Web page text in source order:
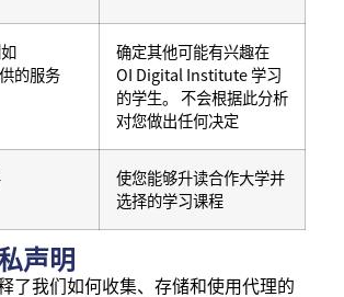
的服务
确定其他可能有兴趣在
OI Digital Institute 学习
的学生。 不会根据此分析
对您做出任何决定
使您能够升读合作大学并
选择的学习课程
声明
了我们如何收集、存储和使用代理的